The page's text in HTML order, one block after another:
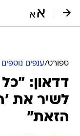
ספורט/ענפים נוספים
דדאון:
לשיר את
הזאת"